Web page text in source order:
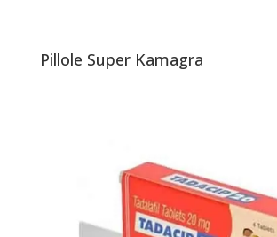
Pillole Super Kamagra